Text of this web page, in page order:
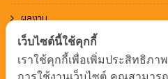
ผลงาน
ข่าวและกิจกรรม
เว็บไซต์นี้ใช้คุกกี้
เราใช้คุกกี้เพื่อเพิ่มประสิทธิภ
การใช้งานเว็บไซต์ คุณสามาร